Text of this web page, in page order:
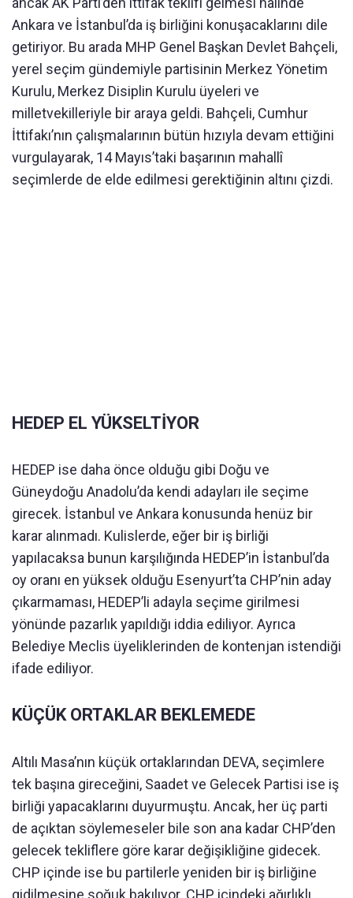
Ankara ve İstanbul’da iş birliğini konuşacaklarını dile
getiriyor. Bu arada MHP Genel Başkan Devlet Bahçeli,
yerel seçim gündemiyle partisinin Merkez Yönetim
Kurulu, Merkez Disiplin Kurulu üyeleri ve
milletvekilleriyle bir araya geldi. Bahçeli, Cumhur
İttifakı’nın çalışmalarının bütün hızıyla devam ettiğini
vurgulayarak, 14 Mayıs’taki başarının mahallî
seçimlerde de elde edilmesi gerektiğinin altını çizdi.
HEDEP EL YÜKSELTİYOR
HEDEP ise daha önce olduğu gibi Doğu ve
Güneydoğu Anadolu’da kendi adayları ile seçime
girecek. İstanbul ve Ankara konusunda henüz bir
karar alınmadı. Kulislerde, eğer bir iş birliği
yapılacaksa bunun karşılığında HEDEP’in İstanbul’da
oy oranı en yüksek olduğu Esenyurt’ta CHP’nin aday
çıkarmaması, HEDEP’li adayla seçime girilmesi
yönünde pazarlık yapıldığı iddia ediliyor. Ayrıca
Belediye Meclis üyeliklerinden de kontenjan istendiği
ifade ediliyor.
KÜÇÜK ORTAKLAR BEKLEMEDE
Altılı Masa’nın küçük ortaklarından DEVA, seçimlere
tek başına gireceğini, Saadet ve Gelecek Partisi ise iş
birliği yapacaklarını duyurmuştu. Ancak, her üç parti
de açıktan söylemeseler bile son ana kadar CHP’den
gelecek tekliflere göre karar değişikliğine gidecek.
CHP içinde ise bu partilerle yeniden bir iş birliğine
gidilmesine soğuk bakılıyor. CHP içindeki ağırlıklı